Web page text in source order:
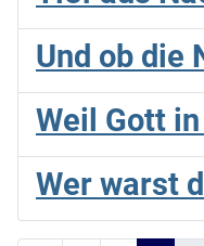
Und ob die
Weil Gott
Wer warst